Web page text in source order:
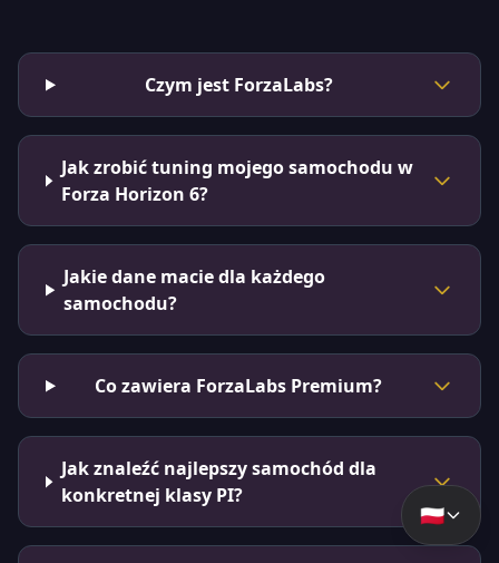
Czym jest ForzaLabs?
Jak zrobić tuning mojego samochodu w
Forza Horizon 6?
Jakie dane macie dla każdego
samochodu?
Co zawiera ForzaLabs Premium?
Jak znaleźć najlepszy samochód dla
konkretnej klasy PI?
🇵🇱